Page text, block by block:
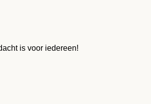
is voor iedereen!